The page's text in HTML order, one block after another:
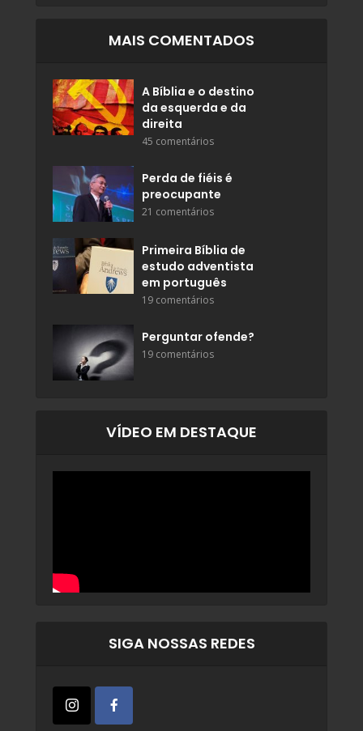
MAIS COMENTADOS
A Bíblia e o destino
da esquerda e da
direita
45 comentários
Perda de fiéis é
preocupante
21 comentários
Primeira Bíblia de
estudo adventista
em português
19 comentários
Perguntar ofende?
19 comentários
VÍDEO EM DESTAQUE
SIGA NOSSAS REDES